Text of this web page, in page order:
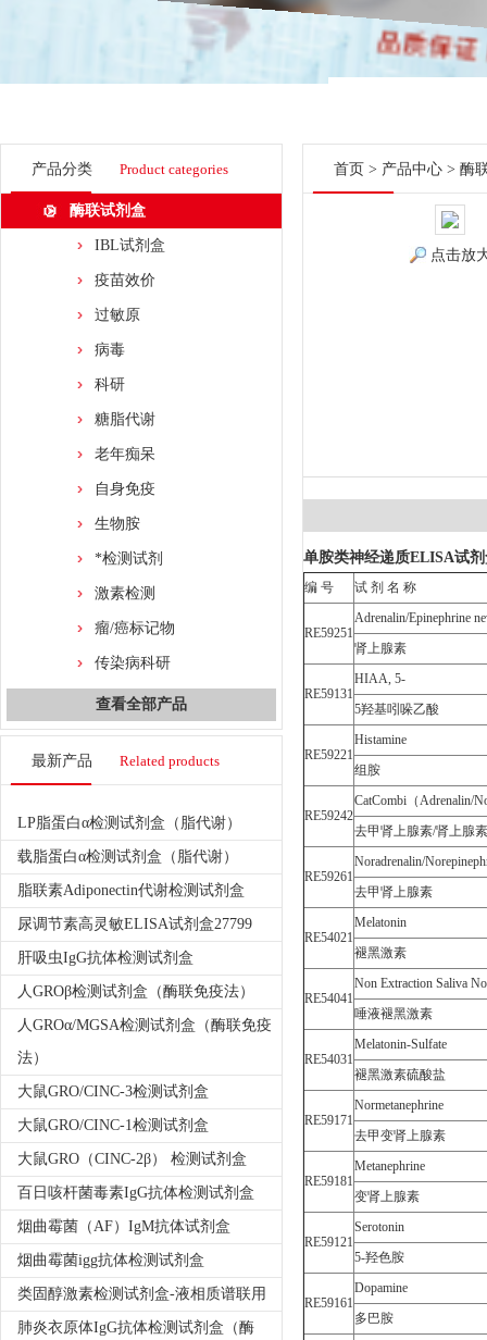
产品分类 Product categories
酶联试剂盒
IBL试剂盒
疫苗效价
过敏原
病毒
科研
糖脂代谢
老年痴呆
自身免疫
生物胺
*检测试剂
激素检测
瘤/癌标记物
传染病科研
查看全部产品
最新产品 Related products
LP脂蛋白α检测试剂盒（脂代谢）
载脂蛋白α检测试剂盒（脂代谢）
脂联素Adiponectin代谢检测试剂盒
尿调节素高灵敏ELISA试剂盒27799
肝吸虫IgG抗体检测试剂盒
人GROβ检测试剂盒（酶联免疫法）
人GROα/MGSA检测试剂盒（酶联免疫
法）
大鼠GRO/CINC-3检测试剂盒
大鼠GRO/CINC-1检测试剂盒
大鼠GRO（CINC-2β） 检测试剂盒
百日咳杆菌毒素IgG抗体检测试剂盒
烟曲霉菌（AF）IgM抗体试剂盒
烟曲霉菌igg抗体检测试剂盒
类固醇激素检测试剂盒-液相质谱联用
肺炎衣原体IgG抗体检测试剂盒（酶
首页 > 产品中心 > 酶
点击放
单胺类神经递质ELISA试
编 号 试 剂 名 称
RE59251
Adrenalin/Epinephrine
肾上腺素
RE59131
HIAA, 5-
5羟基吲哚乙酸
RE59221
Histamine
组胺
RE59242
CatCombi（Adrenalin/
去甲肾上腺素/肾上腺素
RE59261
Noradrenalin/
去甲肾上腺素
RE54021
Melatonin
褪黑激素
RE54041
Non Extraction Saliva
唾液褪黑激素
RE54031
Melatonin-Sulfate
褪黑激素硫酸盐
RE59171
Normetanephrine
去甲变肾上腺素
RE59181
Metanephrine
变肾上腺素
RE59121
Serotonin
5-羟色胺
RE59161
Dopamine
多巴胺